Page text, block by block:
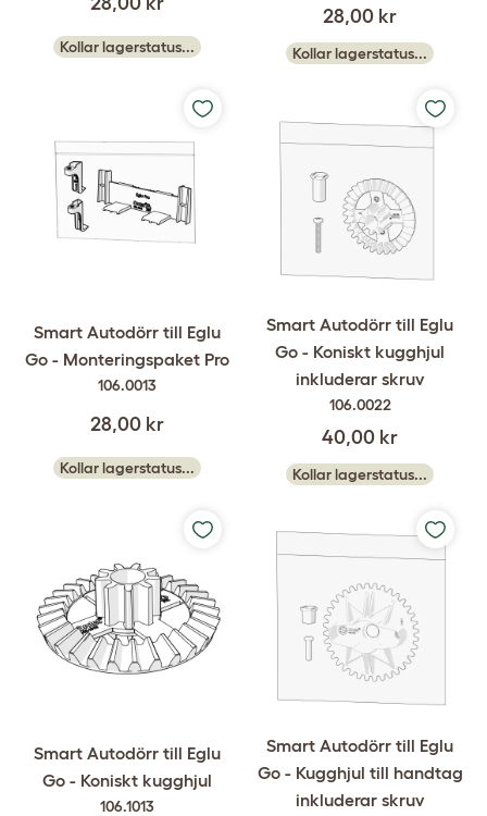
Kollar lagerstatus...
28,00 kr
Kollar lagerstatus...
Smart Autodörr till Eglu
Go - Monteringspaket Pro
106.0013
28,00 kr
Kollar lagerstatus...
Smart Autodörr till Eglu
Go - Koniskt kugghjul
inkluderar skruv
106.0022
40,00 kr
Kollar lagerstatus...
Smart Autodörr till Eglu
Go - Koniskt kugghjul
106.1013
Smart Autodörr till Eglu
Go - Kugghjul till handtag
inkluderar skruv